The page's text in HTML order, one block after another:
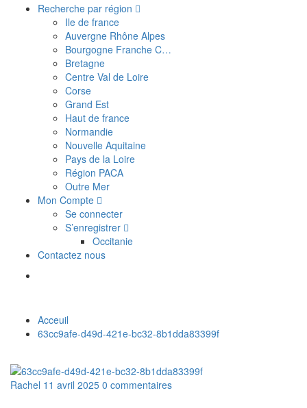
Recherche par région
Ile de france
Auvergne Rhône Alpes
Bourgogne Franche C…
Bretagne
Centre Val de Loire
Corse
Grand Est
Haut de france
Normandie
Nouvelle Aquitaine
Pays de la Loire
Région PACA
Outre Mer
Mon Compte
Se connecter
S’enregistrer
Occitanie
Contactez nous
Acceuil
63cc9afe-d49d-421e-bc32-8b1dda83399f
Rachel 11 avril 2025 0 commentaires